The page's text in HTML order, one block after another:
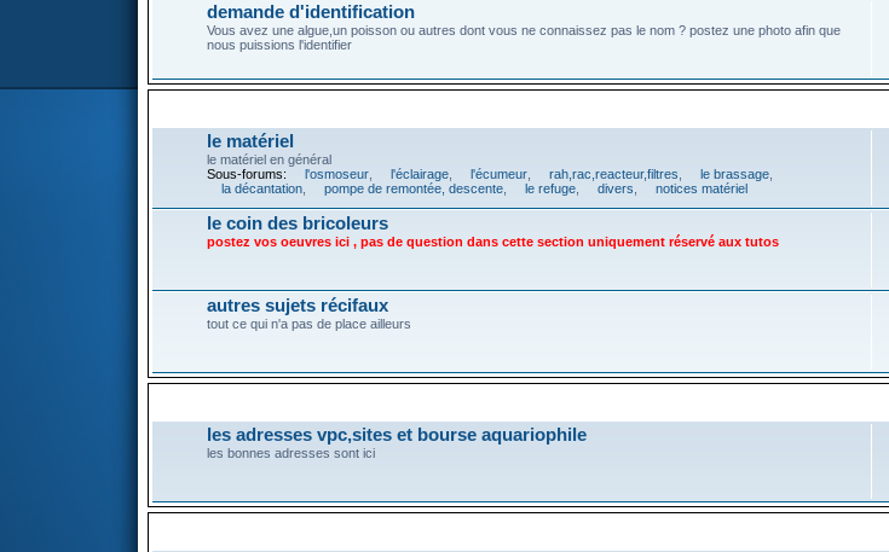
demande d'identification
Vous avez une algue,un poisson ou autres dont vous ne connaissez pas le nom ? postez une photo afin que
nous puissions l'identifier
le matériel
le matériel en général
Sous-forums:
l'osmoseur l'éclairage l'écumeur rah,rac,reacteur,filtres le brassage
la décantation
pompe de remontée, descente le refuge divers notices matériel
le coin des bricoleurs
postez vos oeuvres ici , pas de question dans cette section uniquement réservé aux tutos
autres sujets récifaux
tout ce qui n'a pas de place ailleurs
les adresses vpc,sites et bourse aquariophile
les bonnes adresses sont ici